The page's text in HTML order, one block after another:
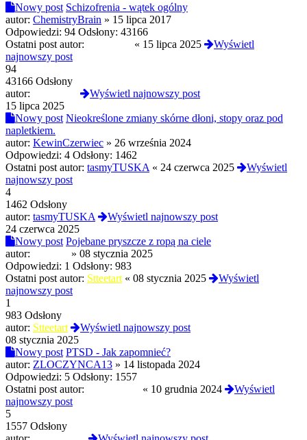
Nowy post Schizofrenia - wątek ogólny
autor: ChemistryBrain » 15 lipca 2017
Odpowiedzi: 94 Odsłony: 43166
Ostatni post autor:
« 15 lipca 2025
Wyświetl
najnowszy post
94
43166 Odsłony
autor:
Wyświetl najnowszy post
15 lipca 2025
Nowy post Nieokreślone zmiany skórne dłoni, stopy oraz pod
napletkiem.
autor: KewinCzerwiec » 26 września 2024
Odpowiedzi: 4 Odsłony: 1462
Ostatni post autor: tasmyTUSKA « 24 czerwca 2025
Wyświetl
najnowszy post
4
1462 Odsłony
autor: tasmyTUSKA
Wyświetl najnowszy post
24 czerwca 2025
Nowy post Pojebane pryszcze z ropą na ciele
autor:
» 08 stycznia 2025
Odpowiedzi: 1 Odsłony: 983
Ostatni post autor: Stteetart « 08 stycznia 2025
Wyświetl
najnowszy post
1
983 Odsłony
autor: Stteetart
Wyświetl najnowszy post
08 stycznia 2025
Nowy post PTSD - Jak zapomnieć?
autor: ZLOCZYNCA13 » 14 listopada 2024
Odpowiedzi: 5 Odsłony: 1557
Ostatni post autor:
« 10 grudnia 2024
Wyświetl
najnowszy post
5
1557 Odsłony